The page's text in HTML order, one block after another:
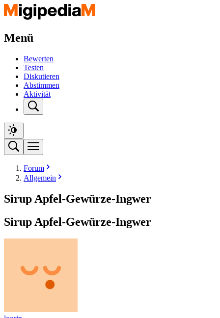
Menü
Bewerten
Testen
Diskutieren
Abstimmen
Aktivität
Forum
Allgemein
Sirup Apfel-Gewürze-Ingwer
Sirup Apfel-Gewürze-Ingwer